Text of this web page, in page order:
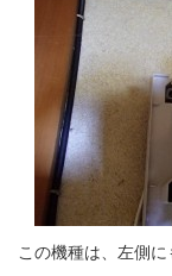
この機種は、左側に